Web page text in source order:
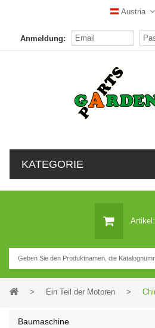
Austria
Anmeldung:
KATEGORIE
> Ein Teil der Motoren >
Baumaschine